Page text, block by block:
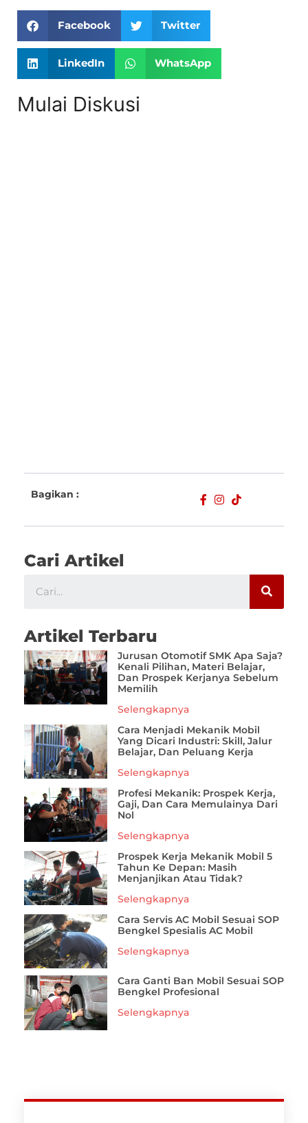
Facebook Twitter
LinkedIn WhatsApp
Mulai Diskusi
Bagikan :
Cari Artikel
Artikel Terbaru
Jurusan Otomotif SMK Apa Saja?
Kenali Pilihan, Materi Belajar,
Dan Prospek Kerjanya Sebelum
Memilih
Selengkapnya
Cara Menjadi Mekanik Mobil
Yang Dicari Industri: Skill, Jalur
Belajar, Dan Peluang Kerja
Selengkapnya
Profesi Mekanik: Prospek Kerja,
Gaji, Dan Cara Memulainya Dari
Nol
Selengkapnya
Prospek Kerja Mekanik Mobil 5
Tahun Ke Depan: Masih
Menjanjikan Atau Tidak?
Selengkapnya
Cara Servis AC Mobil Sesuai SOP
Bengkel Spesialis AC Mobil
Selengkapnya
Cara Ganti Ban Mobil Sesuai SOP
Bengkel Profesional
Selengkapnya